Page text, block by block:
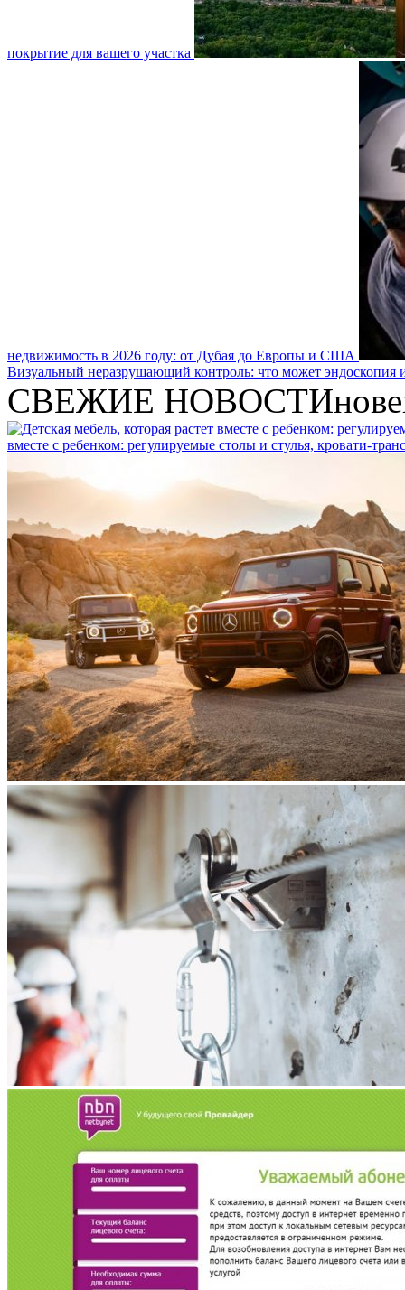
покрытие для вашего участка
недвижимость в 2026 году: от Дубая до Европы и США
Визуальный неразрушающий контроль: что может эндоскопия
СВЕЖИЕ НОВОСТИ
вместе с ребенком: регулируемые столы и стулья, кровати-